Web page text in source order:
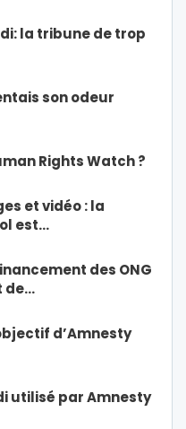
la tribune de trop
son odeur
Rights Watch ?
et vidéo : la
est…
des ONG
de…
d’Amnesty
utilisé par Amnesty